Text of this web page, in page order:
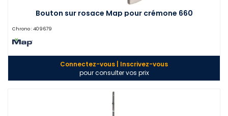
Bouton sur rosace Map pour crémone 660
Chrono : 409679
Connectez-vous | Inscrivez-vous
pour consulter vos prix